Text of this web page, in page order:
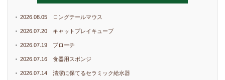
2026.08.05 ロングテールマウス
2026.07.20 キャットプレイキューブ
2026.07.19 ブローチ
2026.07.16 食器用スポンジ
2026.07.14 清潔に保てるセラミック給水器